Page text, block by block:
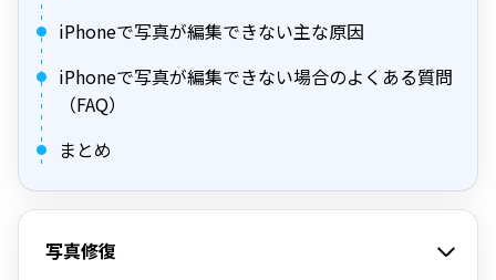
iPhoneで写真が編集できない主な原因
iPhoneで写真が編集できない場合のよくある質問
（FAQ）
まとめ
写真修復